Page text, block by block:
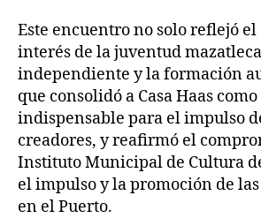
Este encuentro no solo reflejó
interés de la juventud
independiente y la formación
que consolidó a Casa Haas
indispensable para el impulso
creadores, y reafirmó el
Instituto Municipal de Cultura
el impulso y la promoción de
en el Puerto.